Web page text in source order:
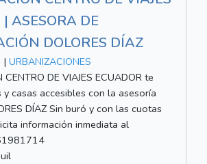
ASESORA DE
DOLORES DÍAZ
| URBANIZACIONES
CENTRO DE VIAJES ECUADOR te
casas accesibles con la asesoría
DÍAZ Sin buró y con las cuotas
información inmediata al